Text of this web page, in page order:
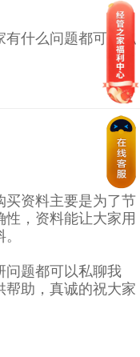
有什么问题都可以私
买资料主要是为了节
，资料能让大家用
问题都可以私聊我
帮助，真诚的祝大家